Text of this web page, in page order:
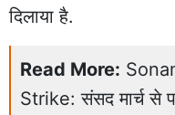
दिलाया है.
Read More:
Strike: संसद मार्च से